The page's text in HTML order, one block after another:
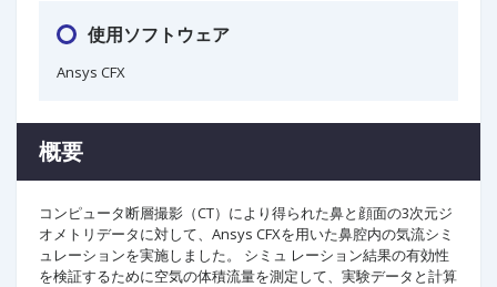
使用ソフトウェア
Ansys CFX
概要
コンピュータ断層撮影（CT）により得られた鼻と顔面の3次元ジ
オメトリデータに対して、Ansys CFXを用いた鼻腔内の気流シミ
ュレーションを実施しました。 シミュ レーション結果の有効性
を検証するために空気の体積流量を測定して、実験データと計算